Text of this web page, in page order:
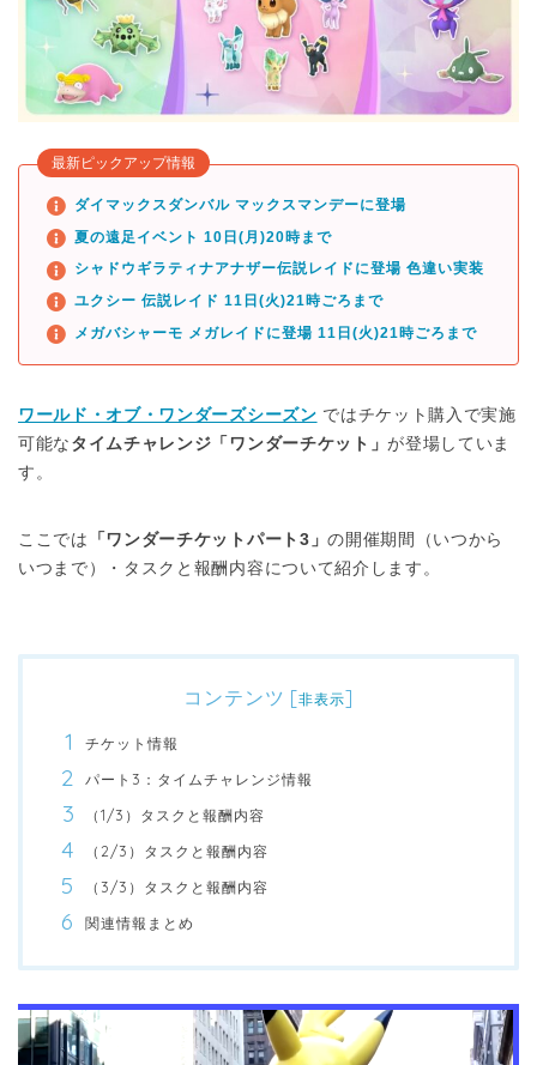
最新ピックアップ情報
ダイマックスダンバル マックスマンデーに登場
夏の遠足イベント 10日(月)20時まで
シャドウギラティナアナザー伝説レイドに登場 色違い実装
ユクシー 伝説レイド 11日(火)21時ごろまで
メガバシャーモ メガレイドに登場 11日(火)21時ごろまで
ワールド・オブ・ワンダーズシーズン ではチケット購入で実施
可能な タイムチャレンジ「ワンダーチケット」が登場していま
す。
ここでは 「ワンダーチケットパート3」の開催期間（いつから
いつまで）・タスクと報酬内容について紹介します。
コンテンツ [非表示]
チケット情報
パート3：タイムチャレンジ情報
（1/3）タスクと報酬内容
（2/3）タスクと報酬内容
（3/3）タスクと報酬内容
関連情報まとめ